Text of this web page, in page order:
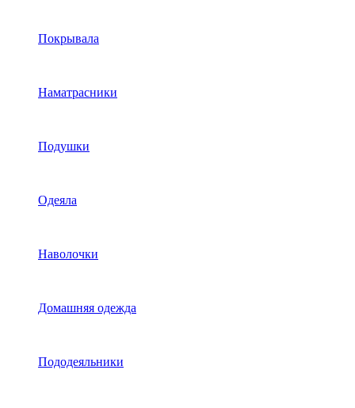
Покрывала
Наматрасники
Подушки
Одеяла
Наволочки
Домашняя одежда
Пододеяльники